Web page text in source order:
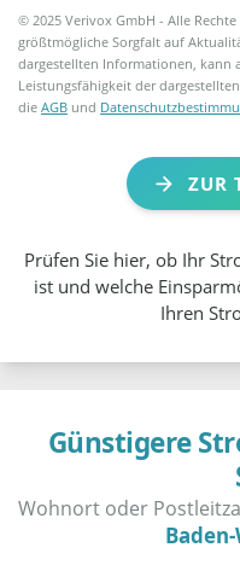
© 2025 Verivox GmbH - Alle
größtmögliche Sorgfalt auf
dargestellten Informationen, kann
Leistungsfähigkeit der
dieAGB und
ZUR
Prüfen Sie hier, ob Ihr
ist und welche
Ihren
Günstigere